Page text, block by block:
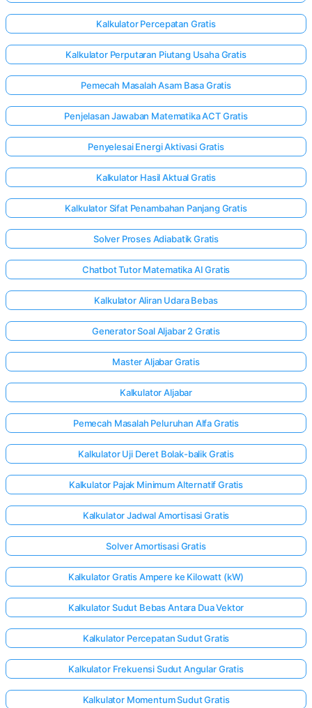
Kalkulator Percepatan Gratis
Kalkulator Perputaran Piutang Usaha Gratis
Pemecah Masalah Asam Basa Gratis
Penjelasan Jawaban Matematika ACT Gratis
Penyelesai Energi Aktivasi Gratis
Kalkulator Hasil Aktual Gratis
Kalkulator Sifat Penambahan Panjang Gratis
Solver Proses Adiabatik Gratis
Chatbot Tutor Matematika AI Gratis
Kalkulator Aliran Udara Bebas
Generator Soal Aljabar 2 Gratis
Master Aljabar Gratis
Kalkulator Aljabar
Pemecah Masalah Peluruhan Alfa Gratis
Kalkulator Uji Deret Bolak-balik Gratis
Kalkulator Pajak Minimum Alternatif Gratis
Kalkulator Jadwal Amortisasi Gratis
Solver Amortisasi Gratis
Kalkulator Gratis Ampere ke Kilowatt (kW)
Kalkulator Sudut Bebas Antara Dua Vektor
Kalkulator Percepatan Sudut Gratis
Kalkulator Frekuensi Sudut Angular Gratis
Kalkulator Momentum Sudut Gratis